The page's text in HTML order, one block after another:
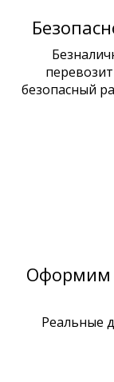
безопасный
Оформим
Реальные